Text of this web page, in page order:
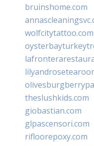
bruinshome.com
wolfcitytattoo.com
theslushkids.com
giobastian.com
glpascensori.com
rifloorepoxy.com